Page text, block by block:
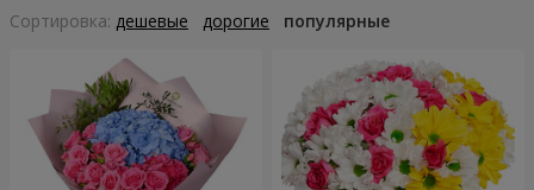
Cортировка: дешевые дорогие популярные